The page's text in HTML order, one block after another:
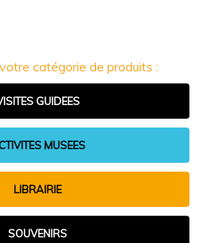
catégorie de produits :
GUIDEES
MUSEES
LIBRAIRIE
SOUVENIRS